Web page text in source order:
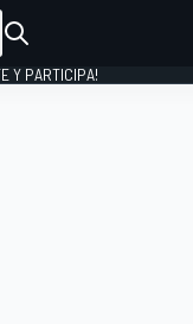
Y PARTICIPA!